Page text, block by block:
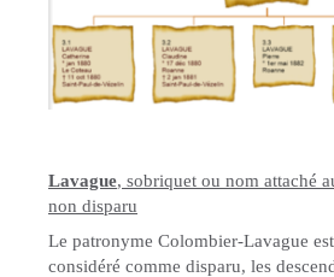
Lavague, sobriquet ou nom attaché
non disparu
Le patronyme Colombier-Lavague
considéré comme disparu, les